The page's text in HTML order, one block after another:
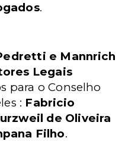
.
e Mannrich
Legais
para o Conselho
: Fabricio
de Oliveira
Filho.